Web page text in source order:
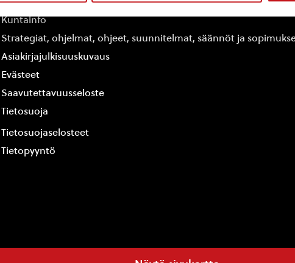
Kuntainfo
Strategiat, ohjelmat, ohjeet, suunnitelmat, säännöt ja
Asiakirjajulkisuuskuvaus
Evästeet
Saavutettavuusseloste
Tietosuoja
Tietosuojaselosteet
Tietopyyntö